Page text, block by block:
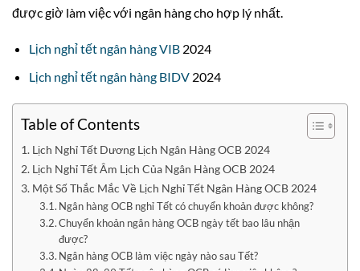
được giờ làm việc với ngân hàng cho hợp lý nhất.
Lịch nghỉ tết ngân hàng VIB2024
Lịch nghỉ tết ngân hàng BIDV2024
Table of Contents
Lịch Nghỉ Tết Dương Lịch Ngân Hàng OCB 2024
Lịch Nghỉ Tết Âm Lịch Của Ngân Hàng OCB 2024
Một Số Thắc Mắc Về Lịch Nghỉ Tết Ngân Hàng OCB 2024
Ngân hàng OCB nghỉ Tết có chuyển khoản được không?
Chuyển khoản ngân hàng OCB ngày tết bao lâu nhận
được?
Ngân hàng OCB làm việc ngày nào sau Tết?